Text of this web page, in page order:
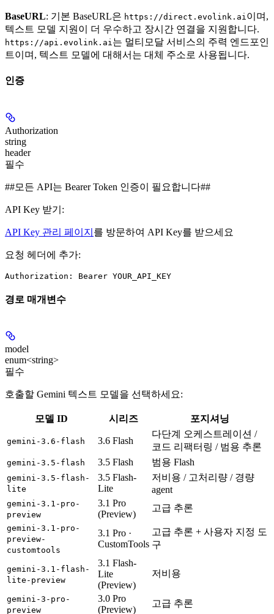
BaseURL: 기본 BaseURL은 https://direct.evolink.ai이며,
텍스트 모델 지원이 더 우수하고 장시간 연결을 지원합니다.
https://api.evolink.ai는 멀티모달 서비스의 주력 엔드포인
트이며, 텍스트 모델에 대해서는 대체 주소로 사용됩니다.
인증
Authorization
string
header
필수
##모든 API는 Bearer Token 인증이 필요합니다##
API Key 받기:
API Key 관리 페이지 를 방문하여 API Key를 받으세요
요청 헤더에 추가:
Authorization: Bearer YOUR_API_KEY
경로 매개변수
model
enum<string>
필수
호출할 Gemini 텍스트 모델을 선택하세요:
모델 ID 시리즈 포지셔닝
gemini-3.6-flash 3.6 Flash
다단계 오케스트레이션 /
코드 리팩터링 / 범용 추론
gemini-3.5-flash 3.5 Flash 범용 Flash
gemini-3.5-flash-
lite
3.5 Flash-
Lite
저비용 / 고처리량 / 경량
agent
gemini-3.1-pro-
preview
3.1 Pro
(Preview)
고급 추론
gemini-3.1-pro-
preview-
customtools
3.1 Pro ·
CustomTools
고급 추론 + 사용자 지정 도
구
gemini-3.1-flash-
lite-preview
3.1 Flash-
Lite
(Preview)
저비용
gemini-3-pro-
preview
3.0 Pro
(Preview)
고급 추론